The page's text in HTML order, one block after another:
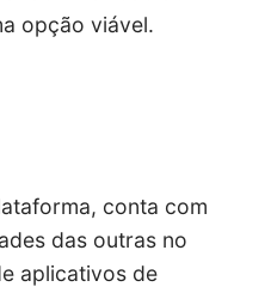
opção viável.
conta com
das outras no
aplicativos de